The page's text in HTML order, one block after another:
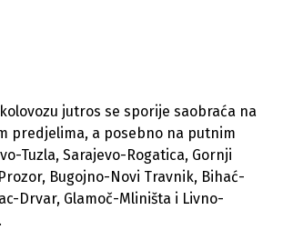
jutros se sporije saobraća na
predjelima, a posebno na putnim
Tuzla, Sarajevo-Rogatica, Gornji
Bugojno-Novi Travnik, Bihać-
Drvar, Glamoč-Mliništa i Livno-